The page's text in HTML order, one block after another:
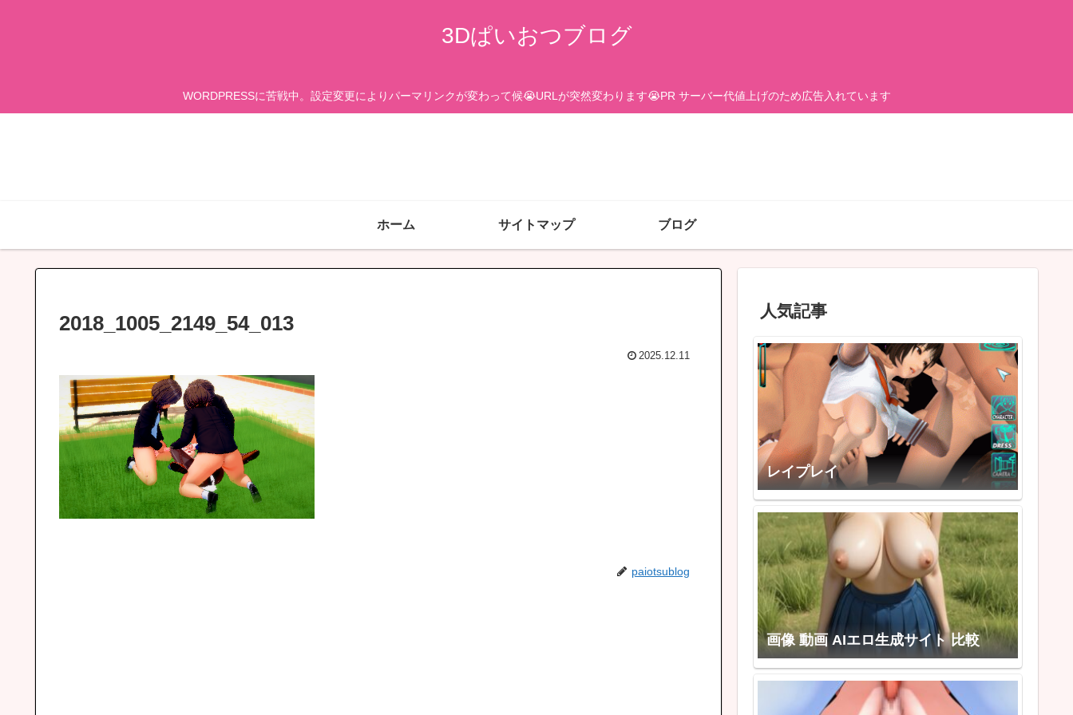
3Dぱいおつブログ
WORDPRESSに苦戦中。設定変更によりパーマリンクが変わって候😭URLが突然変わります😭PR サーバー代値上げのため広告入れています
ホーム サイトマップ ブログ
2018_1005_2149_54_013
2025.12.11
paiotsublog
人気記事
レイプレイ
画像 動画 AIエロ生成サイト 比較